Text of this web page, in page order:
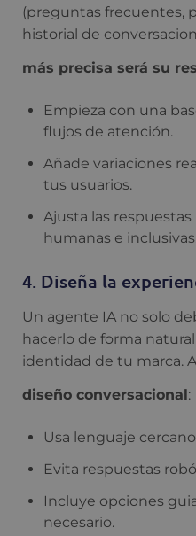
(preguntas frecuentes,
historial de
más precisa será su
Empieza con una
flujos de atención.
Añade variaciones
tus usuarios.
Ajusta las respuestas
humanas e
4. Diseña la
Un agente IA no solo
hacerlo de forma
identidad de tu marca.
diseño conversacional:
Usa lenguaje
Evita respuestas
Incluye opciones
necesario.